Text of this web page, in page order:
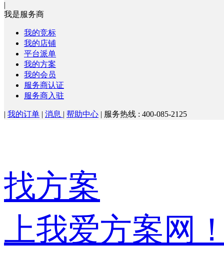
|
我是服务商
我的竞标
我的店铺
平台派单
我的方案
我的会员
服务商认证
服务商入驻
| 我的订单 | 消息 | 帮助中心 | 服务热线 : 400-085-2125
找方案
上我爱方案网